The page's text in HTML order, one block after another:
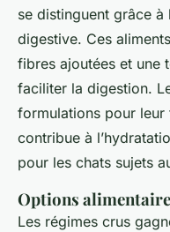
se distinguent grâce
digestive. Ces
fibres ajoutées et une
faciliter la digestion.
formulations pour leur
contribue à
pour les chats sujets
Options
Les régimes crus